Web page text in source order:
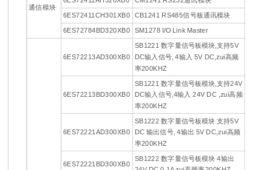
通信模块
6ES72411CH301XB0
CB1241 RS485信号板通讯模块
6ES72784BD320XB0
SM1278 I/O Link Master
6ES72213AD300XB0
SB1221 数字量信号板模块,支持5V
DC输入信号, 4输入 5V DC,zui高频
率200KHZ
6ES72213BD300XB0
SB1221 数字量信号板模块,支持24V
DC输入信号,4输入 24V DC ,zui高频
率200KHZ
6ES72221AD300XB0
SB1222 数字量信号板模块 支持5V
DC 输出信号, 4输出 5V DC,zui高频
率200KHZ
6ES72221BD300XB0
SB1222 数字量信号板模块 4输出